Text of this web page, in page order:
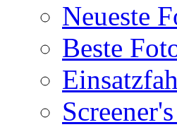
Neueste
Beste